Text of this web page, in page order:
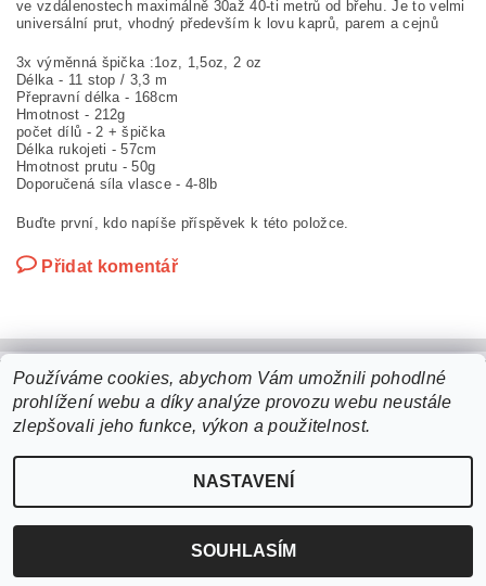
ve vzdálenostech maximálně 30až 40-ti metrů od břehu. Je to velmi
universální prut, vhodný především k lovu kaprů, parem a cejnů
3x výměnná špička :1oz, 1,5oz, 2 oz
Délka - 11 stop / 3,3 m
Přepravní délka - 168cm
Hmotnost - 212g
počet dílů - 2 + špička
Délka rukojeti - 57cm
Hmotnost prutu - 50g
Doporučená síla vlasce - 4-8lb
Buďte první, kdo napíše příspěvek k této položce.
Přidat komentář
2026 © b2bchytil.cz, všechna práva vyhrazena
Vytvořil Shoptet
Používáme cookies, abychom Vám umožnili pohodlné
prohlížení webu a díky analýze provozu webu neustále
zlepšovali jeho funkce, výkon a použitelnost.
NASTAVENÍ
SOUHLASÍM